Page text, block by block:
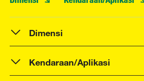
Dimensi
Kendaraan/Aplikasi